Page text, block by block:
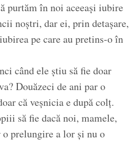
purtăm în noi aceeași iubire
noștri, dar ei, prin detașare,
pe care au pretins-o în
când ele știu să fie doar
Douăzeci de ani par o
că veșnicia e după colț.
să fie dacă noi, mamele,
o prelungire a lor și nu o